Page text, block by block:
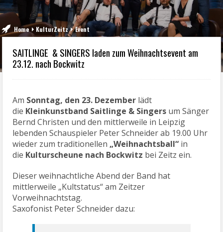
Home KulturZeitz Event
SAITLINGE & SINGERS laden zum Weihnachtsevent am
23.12. nach Bockwitz
Am Sonntag, den 23. Dezember lädt
die Kleinkunstband Saitlinge & Singers um Sänger
Bernd Christen und den mittlerweile in Leipzig
lebenden Schauspieler Peter Schneider ab 19.00 Uhr
wieder zum traditionellen „Weihnachtsball“ in
die Kulturscheune nach Bockwitz bei Zeitz ein.
Dieser weihnachtliche Abend der Band hat
mittlerweile „Kultstatus“ am Zeitzer
Vorweihnachtstag.
Saxofonist Peter Schneider dazu: